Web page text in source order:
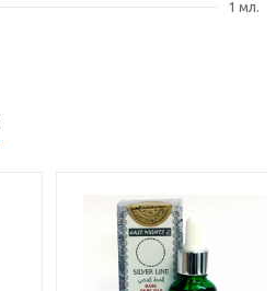
1 мл.